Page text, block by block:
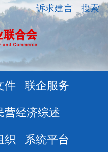
搜索
诉求建言
件 联企服务
营经济综述
织 系统平台